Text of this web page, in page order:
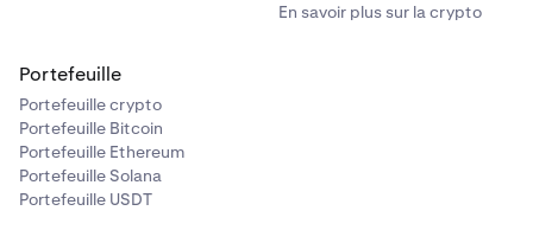
En savoir plus sur la crypto
Portefeuille
Portefeuille crypto
Portefeuille Bitcoin
Portefeuille Ethereum
Portefeuille Solana
Portefeuille USDT